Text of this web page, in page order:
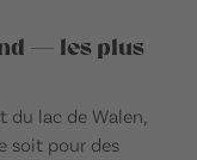
— les plus
du lac de Walen,
soit pour des